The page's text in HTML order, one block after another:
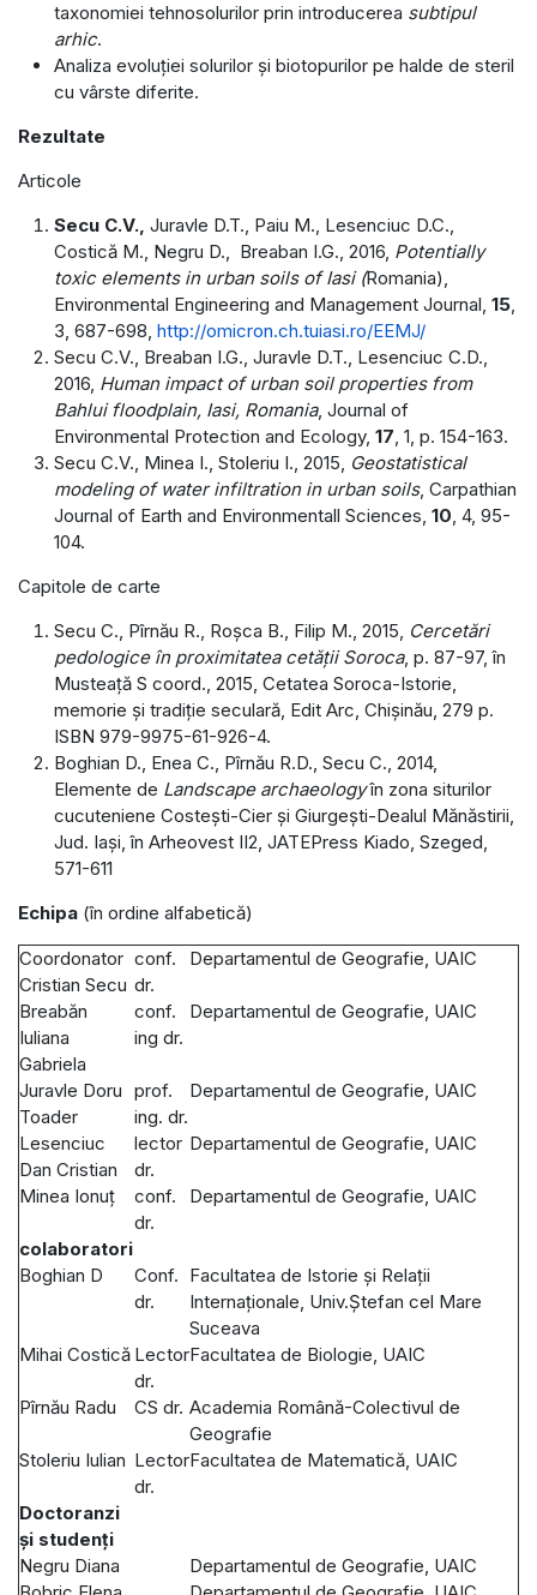
taxonomiei tehnosolurilor prin introducerea subtipul
arhic.
Analiza evoluției solurilor și biotopurilor pe halde de steril
cu vârste diferite.
Rezultate
Articole
Secu C.V., Juravle D.T., Paiu M., Lesenciuc D.C.,
Costică M., Negru D., Breaban I.G., 2016, Potentially
toxic elements in urban soils of Iasi (Romania),
Environmental Engineering and Management Journal, 15,
3, 687-698, http://omicron.ch.tuiasi.ro/EEMJ/
Secu C.V., Breaban I.G., Juravle D.T., Lesenciuc C.D.,
2016, Human impact of urban soil properties from
Bahlui floodplain, Iasi, Romania, Journal of
Environmental Protection and Ecology, 17, 1, p. 154-163.
Secu C.V., Minea I., Stoleriu I., 2015, Geostatistical
modeling of water infiltration in urban soils, Carpathian
Journal of Earth and Environmentall Sciences, 10, 4, 95-
104.
Capitole de carte
Secu C., Pîrnău R., Roșca B., Filip M., 2015, Cercetări
pedologice în proximitatea cetății Soroca, p. 87-97, în
Musteață S coord., 2015, Cetatea Soroca-Istorie,
memorie și tradiție seculară, Edit Arc, Chișinău, 279 p.
ISBN 979-9975-61-926-4.
Boghian D., Enea C., Pîrnău R.D., Secu C., 2014,
Elemente de Landscape archaeologyîn zona siturilor
cucuteniene Costești-Cier și Giurgești-Dealul Mănăstirii,
Jud. Iași, în Arheovest II2, JATEPress Kiado, Szeged,
571-611
Echipa (în ordine alfabetică)
Coordonator
Cristian Secu
conf.
dr.
Departamentul de Geografie, UAIC
Breabăn
Iuliana
Gabriela
conf.
ing dr.
Departamentul de Geografie, UAIC
Juravle Doru
Toader
prof.
ing. dr.
Departamentul de Geografie, UAIC
Lesenciuc
Dan Cristian
lector
dr.
Departamentul de Geografie, UAIC
Minea Ionuț
conf.
dr.
Departamentul de Geografie, UAIC
colaboratori
Boghian D
Conf.
dr.
Facultatea de Istorie și Relații
Internaționale, Univ.Ștefan cel Mare
Suceava
Mihai Costică Lector
dr.
Facultatea de Biologie, UAIC
Pîrnău Radu CS dr. Academia Română-Colectivul de
Geografie
Stoleriu Iulian Lector
dr.
Facultatea de Matematică, UAIC
Doctoranzi
și studenți
Negru Diana
Departamentul de Geografie, UAIC